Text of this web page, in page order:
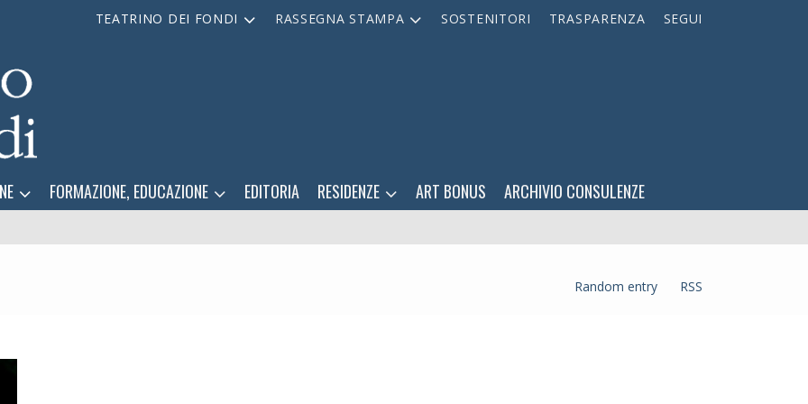
TEATRINO DEI FONDI RASSEGNA STAMPA SOSTENITORI TRASPARENZA SEGUI
FORMAZIONE, EDUCAZIONE EDITORIA RESIDENZE ART BONUS ARCHIVIO CONSULENZE
Random entry RSS